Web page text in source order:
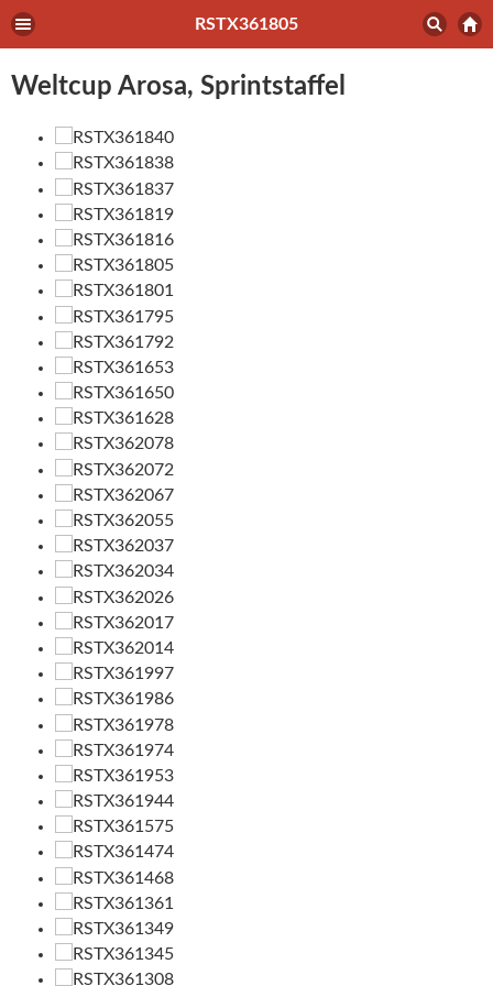
RSTX361805
Weltcup Arosa, Sprintstaffel